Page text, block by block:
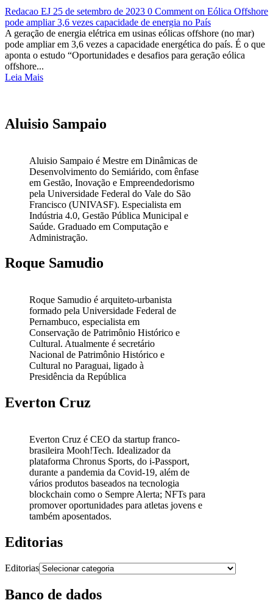
Redacao EJ 25 de setembro de 2023 0 Comment on Eólica Offshore
pode ampliar 3,6 vezes capacidade de energia no País
A geração de energia elétrica em usinas eólicas offshore (no mar)
pode ampliar em 3,6 vezes a capacidade energética do país. É o que
aponta o estudo “Oportunidades e desafios para geração eólica
offshore...
Leia Mais
Aluisio Sampaio
Aluisio Sampaio é Mestre em Dinâmicas de
Desenvolvimento do Semiárido, com ênfase
em Gestão, Inovação e Empreendedorismo
pela Universidade Federal do Vale do São
Francisco (UNIVASF). Especialista em
Indústria 4.0, Gestão Pública Municipal e
Saúde. Graduado em Computação e
Administração.
Roque Samudio
Roque Samudio é arquiteto-urbanista
formado pela Universidade Federal de
Pernambuco, especialista em
Conservação de Patrimônio Histórico e
Cultural. Atualmente é secretário
Nacional de Patrimônio Histórico e
Cultural no Paraguai, ligado à
Presidência da República
Everton Cruz
Everton Cruz é CEO da startup franco-
brasileira Mooh!Tech. Idealizador da
plataforma Chronus Sports, do i-Passport,
durante a pandemia da Covid-19, além de
vários produtos baseados na tecnologia
blockchain como o Sempre Alerta; NFTs para
promover oportunidades para atletas jovens e
também aposentados.
Editorias
Editorias
Banco de dados